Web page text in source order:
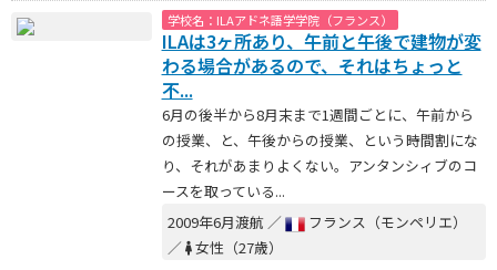
学校名：ILAアドネ語学学院（フランス）
ILAは3ヶ所あり、午前と午後で建物が変
わる場合があるので、それはちょっと
不...
6月の後半から8月末まで1週間ごとに、午前から
の授業、と、午後からの授業、という時間割にな
り、それがあまりよくない。アンタンシィブのコ
ースを取っている...
2009年6月渡航 ／
フランス（モンペリエ）
／ 女性（27歳）